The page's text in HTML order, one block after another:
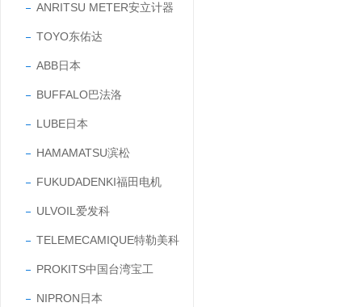
ANRITSU METER安立计器
TOYO东佑达
ABB日本
BUFFALO巴法洛
LUBE日本
HAMAMATSU滨松
FUKUDADENKI福田电机
ULVOIL爱发科
TELEMECAMIQUE特勒美科
PROKITS中国台湾宝工
NIPRON日本